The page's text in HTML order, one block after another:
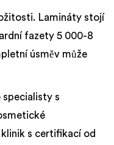
Lamináty stojí
fazety 5 000-8
úsměv může
specialisty s
s certifikací od